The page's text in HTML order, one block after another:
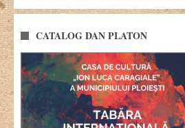
CATALOG DAN PLATON